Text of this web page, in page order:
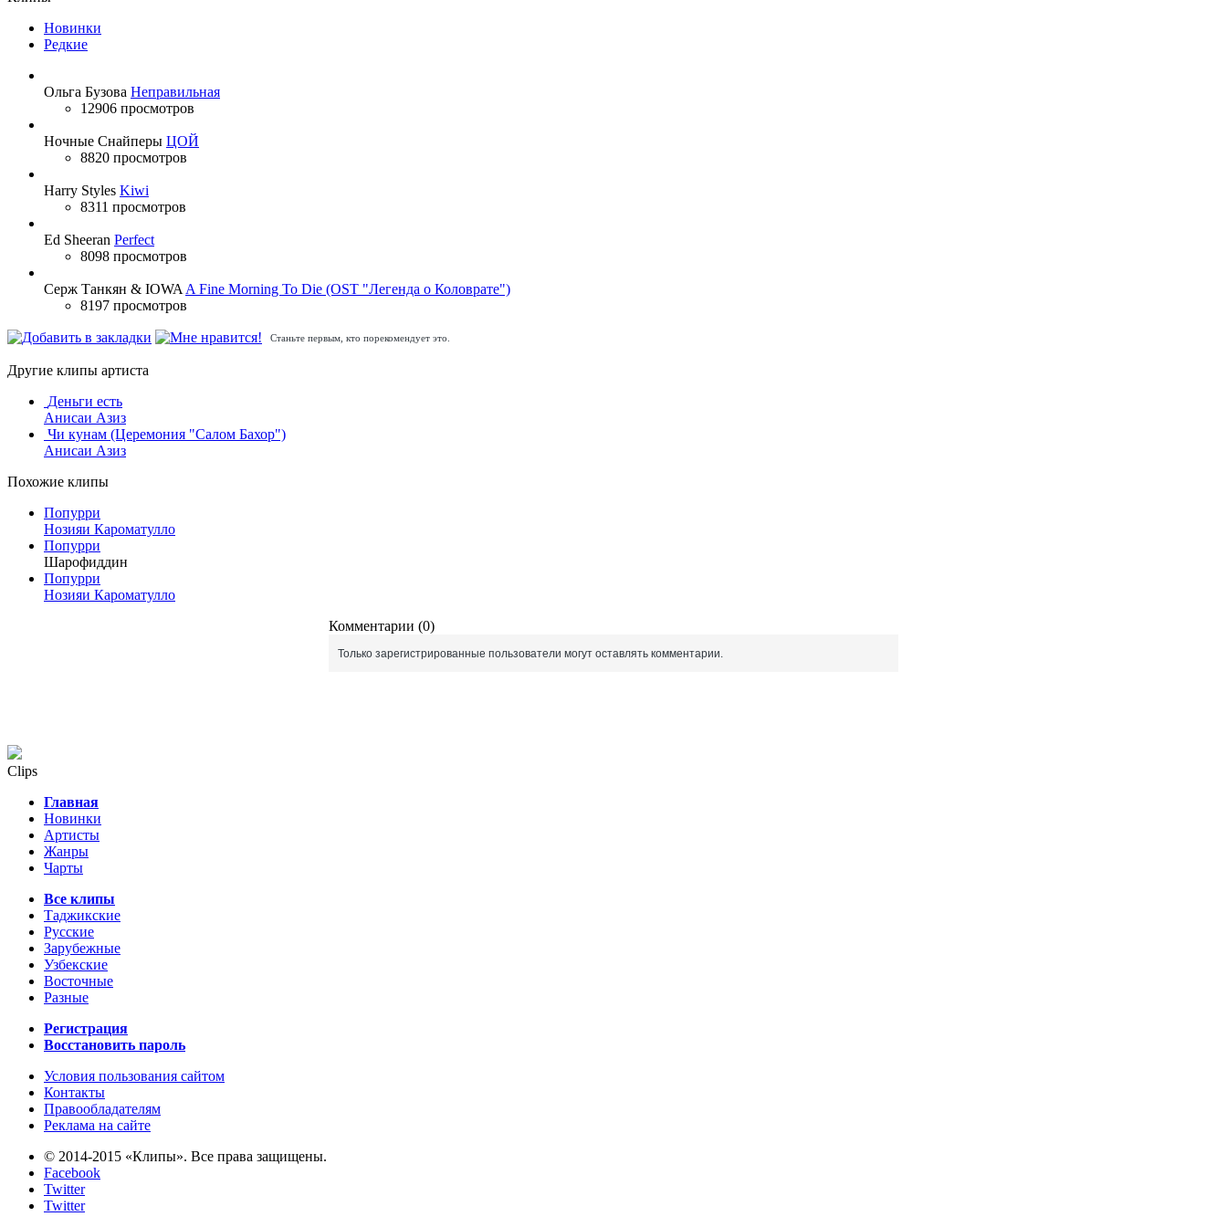
Новинки
Редкие
Ольга Бузова Неправильная
12906 просмотров
Ночные Снайперы ЦОЙ
8820 просмотров
Harry Styles Kiwi
8311 просмотров
Ed Sheeran Perfect
8098 просмотров
Серж Танкян & IOWA A Fine Morning To Die (OST "Легенда о Коловрате")
8197 просмотров
Станьте первым, кто порекомендует это.
Другие клипы артиста
Деньги есть
Анисаи Азиз
Чи кунам (Церемония "Салом Бахор")
Анисаи Азиз
Похожие клипы
Попурри
Нозияи Кароматулло
Попурри
Шарофиддин
Попурри
Нозияи Кароматулло
Комментарии (0)
Только зарегистрированные пользователи могут оставлять комментарии.
Clips
Главная
Новинки
Артисты
Жанры
Чарты
Все клипы
Таджикские
Русские
Зарубежные
Узбекские
Восточные
Разные
Регистрация
Восстановить пароль
Условия пользования сайтом
Контакты
Правообладателям
Реклама на сайте
© 2014-2015 «Клипы». Все права защищены.
Facebook
Twitter
Twitter